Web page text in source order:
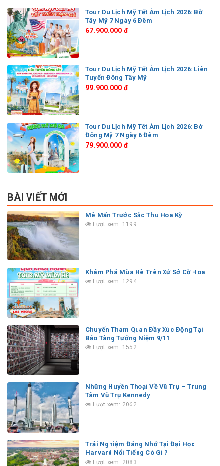
Tour Du Lịch Mỹ Tết Âm Lịch 2026: Bờ
Tây Mỹ 7 Ngày 6 Đêm
67.900.000 đ
Tour Du Lịch Mỹ Tết Âm Lịch 2026: Liên
Tuyến Đông Tây Mỹ
99.900.000 đ
Tour Du Lịch Mỹ Tết Âm Lịch 2026: Bờ
Đông Mỹ 7 Ngày 6 Đêm
79.900.000 đ
BÀI VIẾT MỚI
Mê Mẩn Trước Sắc Thu Hoa Kỳ
Lượt xem: 1199
Khám Phá Mùa Hè Trên Xứ Sở Cờ Hoa
Lượt xem: 1294
Chuyến Tham Quan Đầy Xúc Động Tại
Bảo Tàng Tưởng Niệm 9/11
Lượt xem: 1552
Những Huyền Thoại Về Vũ Trụ – Trung
Tâm Vũ Trụ Kennedy
Lượt xem: 2062
Trải Nghiệm Đáng Nhớ Tại Đại Học
Harvard Nổi Tiếng Có Gì ?
Lượt xem: 2083